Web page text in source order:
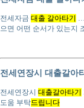
전세자금 대출 갈아타기 …
으면 어떤 순서가 있는지
전세연장시 대출갈아
전세연장시 대출갈아타기
도움 부탁드립니다